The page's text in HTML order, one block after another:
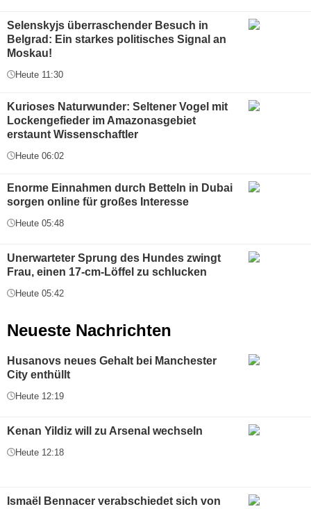
Selenskyjs überraschender Besuch in
Belgrad: Ein starkes politisches Signal an
Moskau!
Heute 11:30
Kurioses Naturwunder: Seltener Vogel mit
Lockengefieder im Amazonasgebiet
erstaunt Wissenschaftler
Heute 06:02
Enorme Einnahmen durch Betteln in Dubai
sorgen online für großes Interesse
Heute 05:48
Unerwarteter Sprung des Hundes zwingt
Frau, einen 17-cm-Löffel zu schlucken
Heute 05:42
Neueste Nachrichten
Husanovs neues Gehalt bei Manchester
City enthüllt
Heute 12:19
Kenan Yildiz will zu Arsenal wechseln
Heute 12:18
Ismaël Bennacer verabschiedet sich von